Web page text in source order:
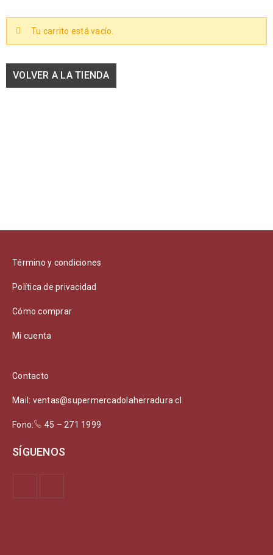
Tu carrito está vacío.
VOLVER A LA TIENDA
Término y condiciones
Política de privacidad
Cómo comprar
Mi cuenta
Contacto
Mail: ventas@supermercadolaherradura.cl
Fono: 45 – 271 1999
SÍGUENOS